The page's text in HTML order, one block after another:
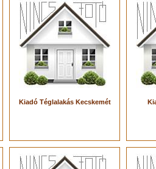
Kiadó Téglalakás Kecskemét